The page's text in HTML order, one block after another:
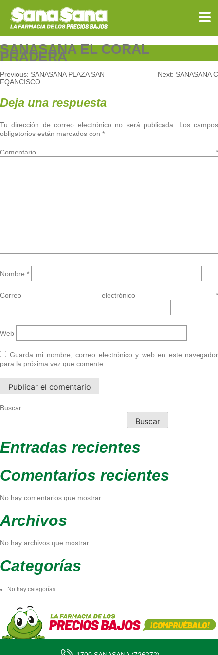
content
SANASANA EL CORAL
PRADERA
Navegación
de
entradas
Previous: SANASANA PLAZA SAN
FQANCISCO
Next: SANASANA C
Deja una respuesta
Tu dirección de correo electrónico no será publicada.
Los campos
obligatorios están marcados con *
Comentario *
Nombre *
Correo electrónico *
Web
Guarda mi nombre, correo electrónico y web en este navegador
para la próxima vez que comente.
Buscar
Buscar
Entradas recientes
Comentarios recientes
No hay comentarios que mostrar.
Archivos
No hay archivos que mostrar.
Categorías
No hay categorías